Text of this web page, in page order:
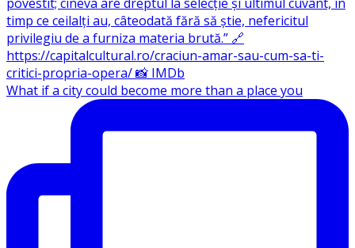
What if a city could become more than a place you